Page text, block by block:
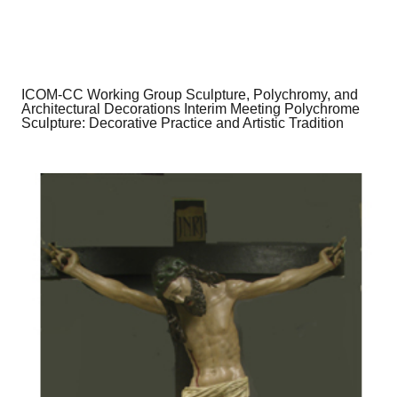
ICOM-CC Working Group Sculpture, Polychromy, and
Architectural Decorations Interim Meeting Polychrome
Sculpture: Decorative Practice and Artistic Tradition